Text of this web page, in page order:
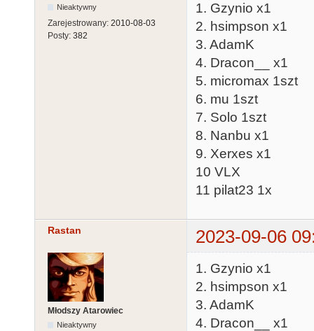
Nieaktywny
Zarejestrowany: 2010-08-03
Posty: 382
1. Gzynio x1
2. hsimpson x1
3. AdamK
4. Dracon__ x1
5. micromax 1szt
6. mu 1szt
7. Solo 1szt
8. Nanbu x1
9. Xerxes x1
10 VLX
11 pilat23 1x
Rastan 2023-09-06
Młodszy Atarowiec
Nieaktywny
1. Gzynio x1
2. hsimpson x1
3. AdamK
4. Dracon__ x1